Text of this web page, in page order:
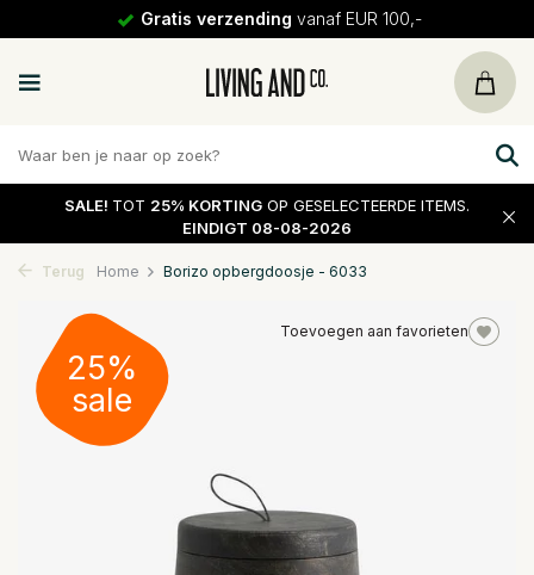
Gratis verzending vanaf EUR 100,-
SALE! TOT 25% KORTING OP GESELECTEERDE ITEMS.
EINDIGT 08-08-2026
Terug Home Borizo opbergdoosje - 6033
Toevoegen aan favorieten
25%
sale